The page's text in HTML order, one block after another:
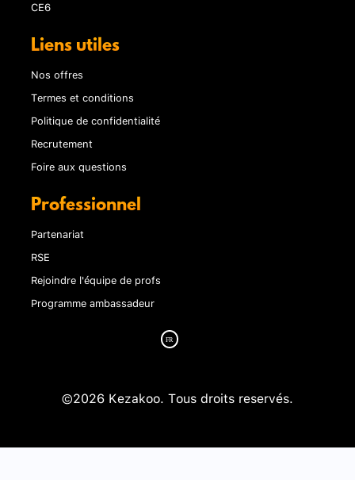
CE6
Liens utiles
Nos offres
Termes et conditions
Politique de confidentialité
Recrutement
Foire aux questions
Professionnel
Partenariat
RSE
Rejoindre l'équipe de profs
Programme ambassadeur
©2026 Kezakoo. Tous droits reservés.